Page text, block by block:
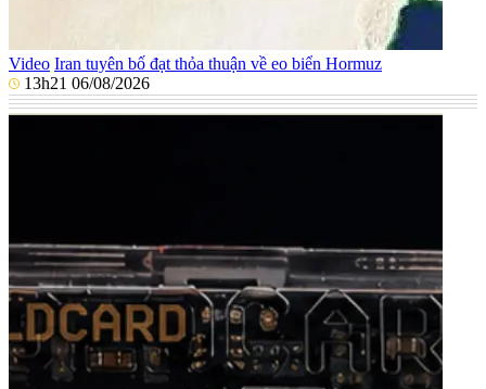
Video Iran tuyên bố đạt thỏa thuận về eo biển Hormuz
13h21 06/08/2026